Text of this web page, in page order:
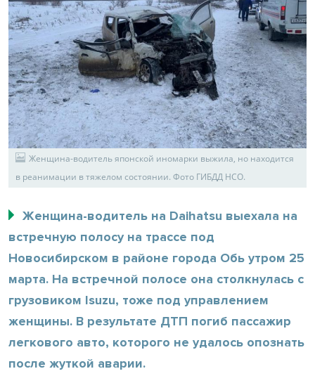
Женщина-водитель японской иномарки выжила, но находится
в реанимации в тяжелом состоянии. Фото ГИБДД НСО.
Женщина-водитель на Daihatsu выехала на
встречную полосу на трассе под
Новосибирском в районе города Обь утром 25
марта. На встречной полосе она столкнулась с
грузовиком Isuzu, тоже под управлением
женщины. В результате ДТП погиб пассажир
легкового авто, которого не удалось опознать
после жуткой аварии.